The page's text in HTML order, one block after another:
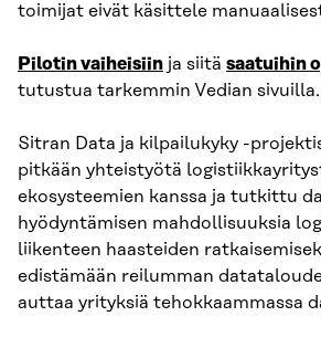
toimijat eivät käsittele
Pilotin vaiheisiin ja siitä saatuihin
tutustua tarkemmin Vedian sivuilla.
Sitran Data ja kilpailukyky -
pitkään yhteistyötä
ekosysteemien kanssa ja tutkittu
hyödyntämisen mahdollisuuksia
liikenteen haasteiden
edistämään reilumman
auttaa yrityksiä tehokkaammassa